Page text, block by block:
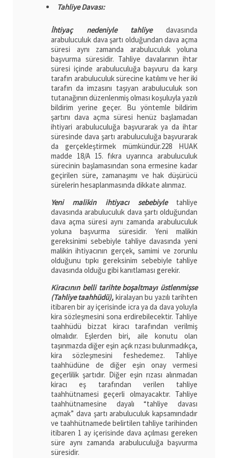
Tahliye Davası:
İhtiyaç nedeniyle tahliyedavasında
arabuluculuk dava şartı olduğundan dava açma
süresi aynı zamanda arabuluculuk yoluna
başvurma süresidir. Tahliye davalarının ihtar
süresi içinde arabuluculuğa başvuru da karşı
tarafın arabuluculuk sürecine katılımı ve her iki
tarafın da imzasını taşıyan arabuluculuk son
tutanağının düzenlenmiş olması koşuluyla yazılı
bildirim yerine geçer. Bu yöntemle bildirim
şartını dava açma süresi henüz başlamadan
ihtiyari arabuluculuğa başvurarak ya da ihtar
süresinde dava şartı arabuluculuğa başvurarak
da gerçekleştirmek mümkündür.228 HUAK
madde 18/A 15. fıkra uyarınca arabuluculuk
sürecinin başlamasından sona ermesine kadar
geçirilen süre, zamanaşımı ve hak düşürücü
sürelerin hesaplanmasında dikkate alınmaz.
Yeni malikin ihtiyacı sebebiyletahliye
davasında arabuluculuk dava şartı olduğundan
dava açma süresi aynı zamanda arabuluculuk
yoluna başvurma süresidir. Yeni malikin
gereksinimi sebebiyle tahliye davasında yeni
malikin ihtiyacının gerçek, samimi ve zorunlu
olduğunu tıpkı gereksinim sebebiyle tahliye
davasında olduğu gibi kanıtlaması gerekir.
Kiracının belli tarihte boşaltmayı üstlenmişse
(Tahliye taahhüdü), kiralayan bu yazılı tarihten
itibaren bir ay içerisinde icra ya da dava yoluyla
kira sözleşmesini sona erdirebilecektir. Tahliye
taahhüdü bizzat kiracı tarafından verilmiş
olmalıdır. Eşlerden biri, aile konutu olan
taşınmazda diğer eşin açık rızası bulunmadıkça,
kira sözleşmesini feshedemez. Tahliye
taahhüdüne de diğer eşin onay vermesi
geçerlilik şartıdır. Diğer eşin rızası alınmadan
kiracı eş tarafından verilen tahliye
taahhütnamesi geçerli olmayacaktır. Tahliye
taahhütnamesine dayalı “tahliye davası
açmak” dava şartı arabuluculuk kapsamındadır
ve taahhütnamede belirtilen tahliye tarihinden
itibaren 1 ay içerisinde dava açılması gereken
süre aynı zamanda arabuluculuğa başvurma
süresidir.